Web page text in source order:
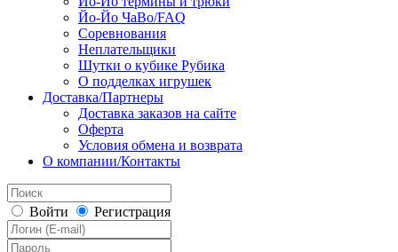
Йо-Йо ЧаВо/FAQ
Соревнования
Неплательщики
Шутки о кубике Рубика
О подделках игрушек
Доставка/Партнеры
Доставка заказов на сайте
Оферта
Условия обмена и возврата
О компании/Контакты
Войти Регистрация